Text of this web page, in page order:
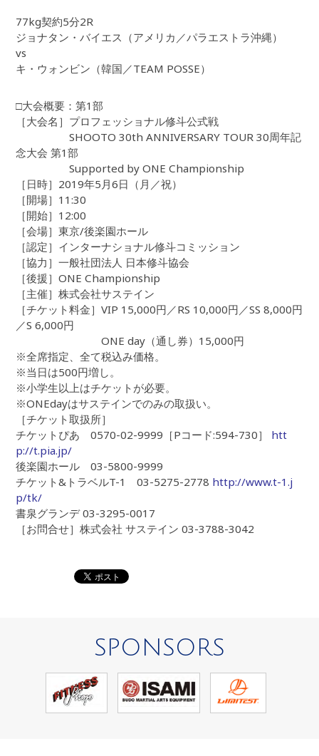
77kg契約5分2R
ジョナタン・バイエス（アメリカ／パラエストラ沖縄）
vs
キ・ウォンビン（韓国／TEAM POSSE）
□大会概要：第1部
［大会名］プロフェッショナル修斗公式戦
SHOOTO 30th ANNIVERSARY TOUR 30周年記
念大会 第1部
Supported by ONE Championship
［日時］2019年5月6日（月／祝）
［開場］11:30
［開始］12:00
［会場］東京/後楽園ホール
［認定］インターナショナル修斗コミッション
［協力］一般社団法人 日本修斗協会
［後援］ONE Championship
［主催］株式会社サステイン
［チケット料金］VIP 15,000円／RS 10,000円／SS 8,000円
／S 6,000円
ONE day（通し券）15,000円
※全席指定、全て税込み価格。
※当日は500円増し。
※小学生以上はチケットが必要。
※ONEdayはサステインでのみの取扱い。
［チケット取扱所］
チケットぴあ 0570-02-9999［Pコード:594-730］ htt
p://t.pia.jp/
後楽園ホール 03-5800-9999
チケット&トラベルT-1 03-5275-2778 http://www.t-1.j
p/tk/
書泉グランデ 03-3295-0017
［お問合せ］株式会社 サステイン 03-3788-3042
SPONSORS